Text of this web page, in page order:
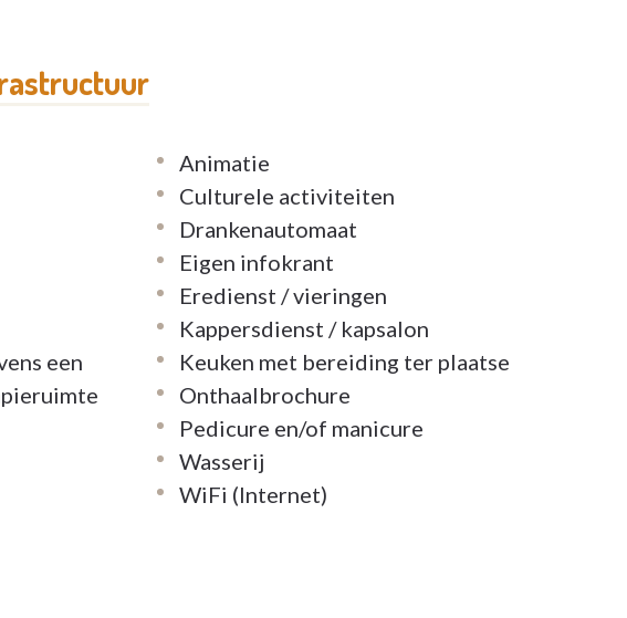
een
Animatie
Culturele activiteiten
Drankenautomaat
Eigen infokrant
Eredienst / vieringen
Kappersdienst / kapsalon
Keuken met bereiding ter plaatse
Onthaalbrochure
Pedicure en/of manicure
Wasserij
WiFi (Internet)